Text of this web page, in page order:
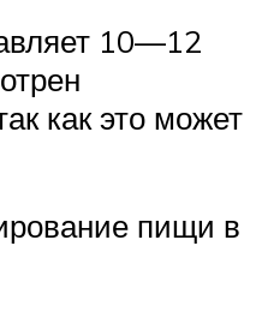
10—12
как это может
пищи в